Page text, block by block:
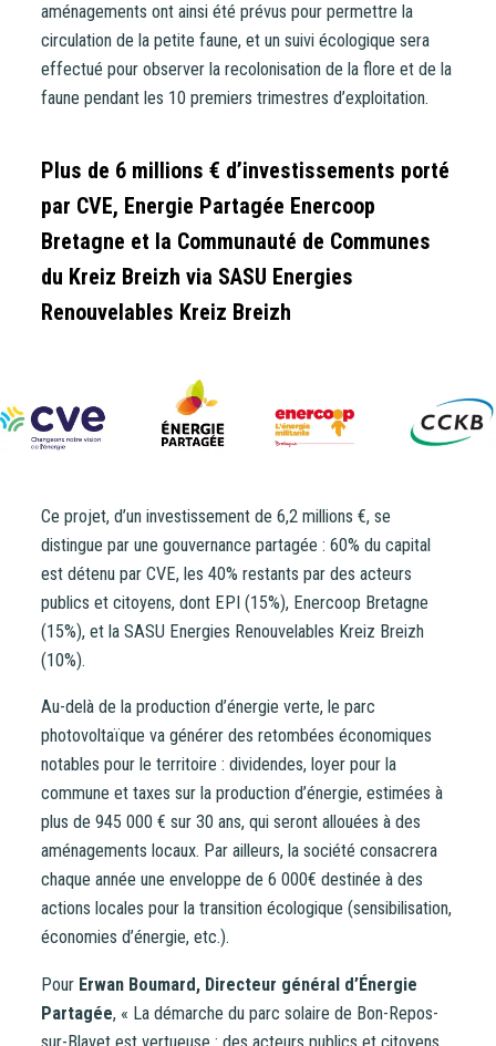
aménagements ont ainsi été prévus pour permettre la
circulation de la petite faune, et un suivi écologique sera
effectué pour observer la recolonisation de la flore et de la
faune pendant les 10 premiers trimestres d’exploitation.
Plus de 6 millions € d’investissements porté
par CVE, Energie Partagée Enercoop
Bretagne et la Communauté de Communes
du Kreiz Breizh via SASU Energies
Renouvelables Kreiz Breizh
Ce projet, d’un investissement de 6,2 millions €, se
distingue par une gouvernance partagée : 60% du capital
est détenu par CVE, les 40% restants par des acteurs
publics et citoyens, dont EPI (15%), Enercoop Bretagne
(15%), et la SASU Energies Renouvelables Kreiz Breizh
(10%).
Au-delà de la production d’énergie verte, le parc
photovoltaïque va générer des retombées économiques
notables pour le territoire : dividendes, loyer pour la
commune et taxes sur la production d’énergie, estimées à
plus de 945 000 € sur 30 ans, qui seront allouées à des
aménagements locaux. Par ailleurs, la société consacrera
chaque année une enveloppe de 6 000€ destinée à des
actions locales pour la transition écologique (sensibilisation,
économies d’énergie, etc.).
Pour Erwan Boumard, Directeur général d’Énergie
Partagée, « La démarche du parc solaire de Bon-Repos-
Vous entrez sur notre plateforme de souscription
CoopHub
développée par Énergie Partagée. Elle vous permet
d’acheter vos actions Énergie Partagée et d’accéder à
votre espace personnel d’actionnaire.
La souscription à Énergie Partagée comporte un risque de
perte totale ou partielle du capital investi. Pour bien
document d’information synthétique (DIS)
NB : si vous souscrivez en tant que personne morale
validation par nos instances avant d’être effective.
Un problème, une question ?Consultez notre FAQ ou
contactez-nous.
CONTINUER VERS COOPHUB